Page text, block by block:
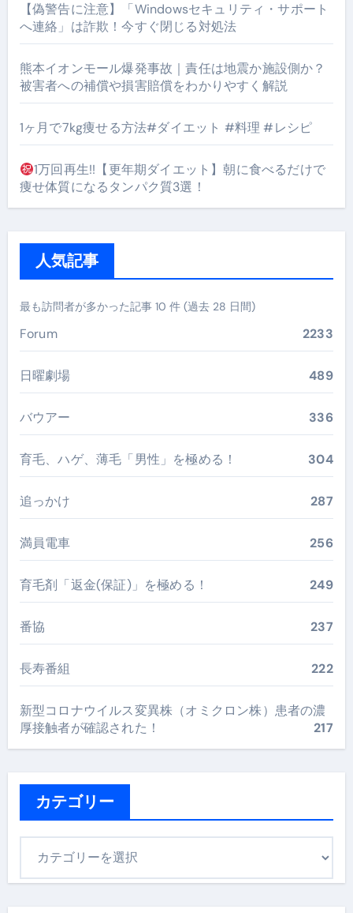
【偽警告に注意】「Windowsセキュリティ・サポート
へ連絡」は詐欺！今すぐ閉じる対処法
熊本イオンモール爆発事故｜責任は地震か施設側か？
被害者への補償や損害賠償をわかりやすく解説
1ヶ月で7kg痩せる方法#ダイエット #料理 #レシピ
1万回再生!!【更年期ダイエット】朝に食べるだけで
痩せ体質になるタンパク質3選！
人気記事
最も訪問者が多かった記事 10 件 (過去 28 日間)
Forum 2233
日曜劇場 489
バウアー 336
育毛、ハゲ、薄毛「男性」を極める！ 304
追っかけ 287
満員電車 256
育毛剤「返金(保証)」を極める！ 249
番協 237
長寿番組 222
新型コロナウイルス変異株（オミクロン株）患者の濃
厚接触者が確認された！
217
カテゴリー